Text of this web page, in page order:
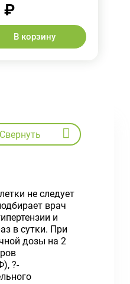
₽
В корзину
Свернуть
не следует
врач
и
в сутки. При
дозы на 2
?-